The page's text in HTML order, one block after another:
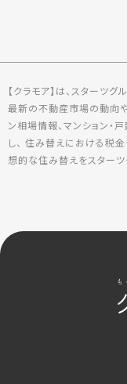
【クラモア】は、スターツ
最新の不動産市場の動向
ン相場情報、マンション・
し、 住み替えにおける税
想的な住み替えをスターツ